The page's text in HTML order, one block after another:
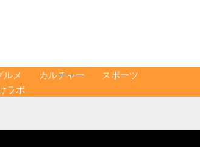
ルメ カルチャー
スポーツ
ラボ